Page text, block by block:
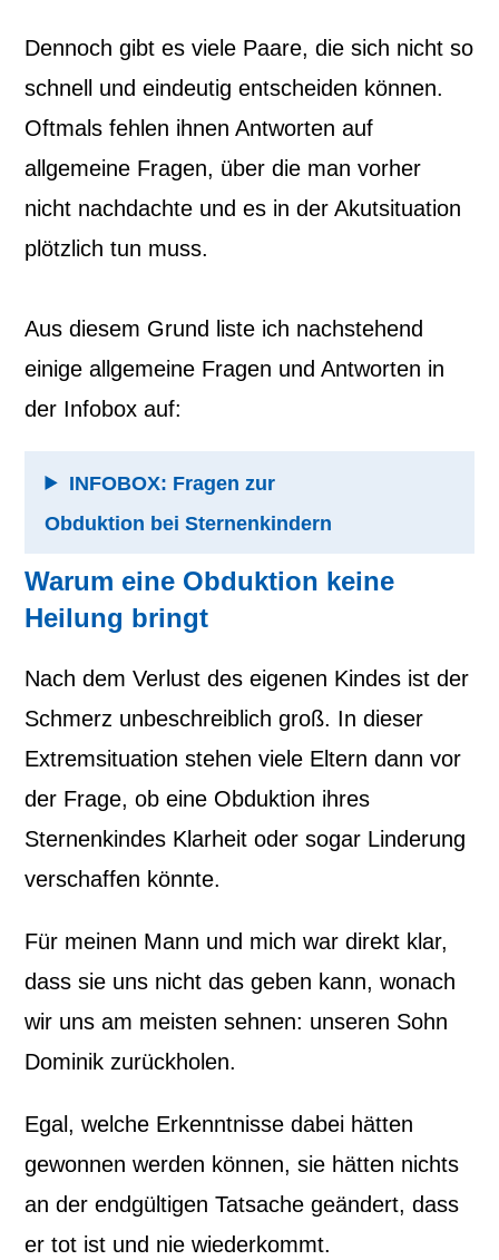
Dennoch gibt es viele Paare, die sich nicht so
schnell und eindeutig entscheiden können.
Oftmals fehlen ihnen Antworten auf
allgemeine Fragen, über die man vorher
nicht nachdachte und es in der Akutsituation
plötzlich tun muss.
Aus diesem Grund liste ich nachstehend
einige allgemeine Fragen und Antworten in
der Infobox auf:
INFOBOX: Fragen zur
Obduktion bei Sternenkindern
Warum eine Obduktion keine
Heilung bringt
Nach dem Verlust des eigenen Kindes ist der
Schmerz unbeschreiblich groß. In dieser
Extremsituation stehen viele Eltern dann vor
der Frage, ob eine Obduktion ihres
Sternenkindes Klarheit oder sogar Linderung
verschaffen könnte.
Für meinen Mann und mich war direkt klar,
dass sie uns nicht das geben kann, wonach
wir uns am meisten sehnen: unseren Sohn
Dominik zurückholen.
Egal, welche Erkenntnisse dabei hätten
gewonnen werden können, sie hätten nichts
an der endgültigen Tatsache geändert, dass
er tot ist und nie wiederkommt.